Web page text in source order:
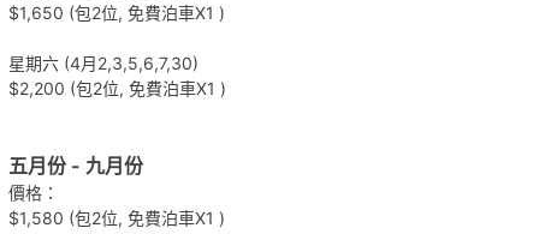
$1,650 (包2位, 免費泊車X1 )
星期六 (4月2,3,5,6,7,30)
$2,200 (包2位, 免費泊車X1 )
五月份 - 九月份
價格：
$1,580 (包2位, 免費泊車X1 )